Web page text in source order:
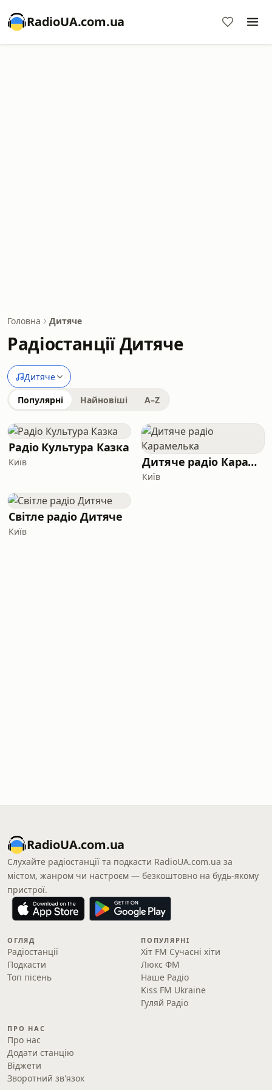
RadioUA.com.ua
Головна Дитяче
Радіостанції Дитяче
Дитяче
Популярні Найновіші A–Z
Радіо Культура Казка
Київ Дитяче радіо Карамелька
Київ
Світле радіо Дитяче
Київ
RadioUA.com.ua
Слухайте радіостанції та подкасти RadioUA.com.ua за
містом, жанром чи настроєм — безкоштовно на будь-якому
пристрої.
ОГЛЯД
Радіостанції
Подкасти
Топ пісень
ПОПУЛЯРНІ
Хіт FM Сучасні хіти
Люкс ФМ
Наше Радіо
Kiss FM Ukraine
Гуляй Радіо
ПРО НАС
Про нас
Додати станцію
Віджети
Зворотний зв'язок